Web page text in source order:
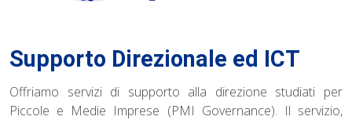
Supporto Direzionale ed ICT
Offriamo servizi di supporto alla direzione studiati per
Piccole e Medie Imprese (PMI Governance). Il servizio,